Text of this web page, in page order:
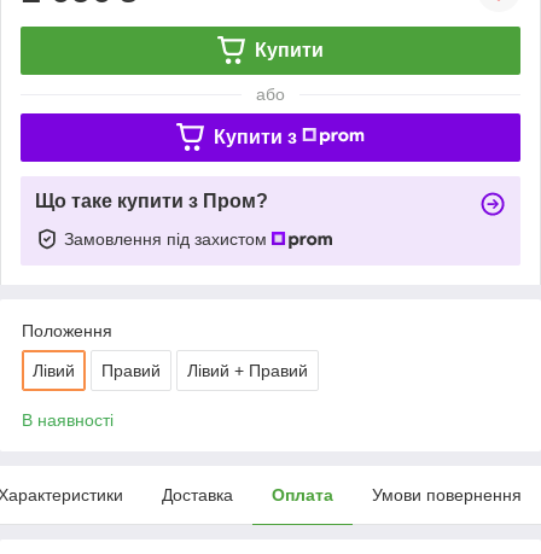
Купити
або
Купити з
Що таке купити з Пром?
Замовлення під захистом
Положення
Лівий Правий Лівий + Правий
В наявності
Доставка Оплата Умови повернення